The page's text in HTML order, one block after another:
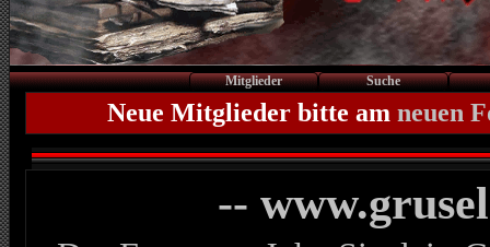
Mitglieder Suche
Neue Mitglieder bitte am neuen
--